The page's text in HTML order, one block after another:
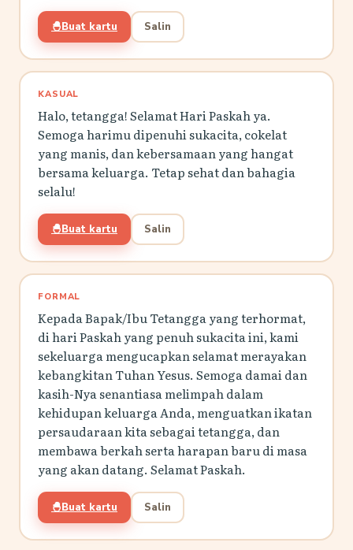
🐣Buat kartu Salin
KASUAL
Halo, tetangga! Selamat Hari Paskah ya.
Semoga harimu dipenuhi sukacita, cokelat
yang manis, dan kebersamaan yang hangat
bersama keluarga. Tetap sehat dan bahagia
selalu!
🐣Buat kartu Salin
FORMAL
Kepada Bapak/Ibu Tetangga yang terhormat,
di hari Paskah yang penuh sukacita ini, kami
sekeluarga mengucapkan selamat merayakan
kebangkitan Tuhan Yesus. Semoga damai dan
kasih-Nya senantiasa melimpah dalam
kehidupan keluarga Anda, menguatkan ikatan
persaudaraan kita sebagai tetangga, dan
membawa berkah serta harapan baru di masa
yang akan datang. Selamat Paskah.
🐣Buat kartu Salin